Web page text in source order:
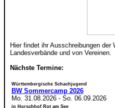
Hier findet ihr Ausschreibungen der
Landesverbände und von Vereinen.
Nächste Termine:
Württembergische Schachjugend
BW Sommercamp 2026
Mo. 31.08.2026- So. 06.09.2026
in Horschhof Rot am See